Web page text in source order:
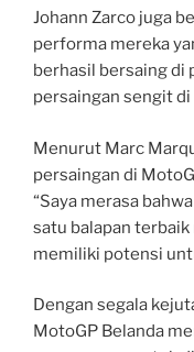
Johann Zarco juga
performa mereka
berhasil bersaing di
persaingan sengit
Menurut Marc
persaingan di
“Saya merasa
satu balapan
memiliki potensi
Dengan segala
MotoGP Belanda